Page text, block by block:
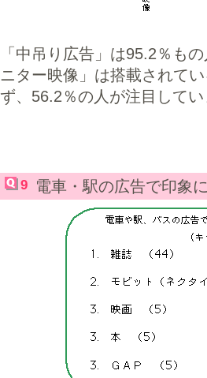
「中吊り広告」は95.2％も
ニター映像」は搭載されて
ず、56.2％の人が注目して
9 電車・駅の広告で印象